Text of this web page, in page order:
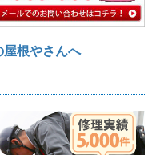
屋根やさんへ